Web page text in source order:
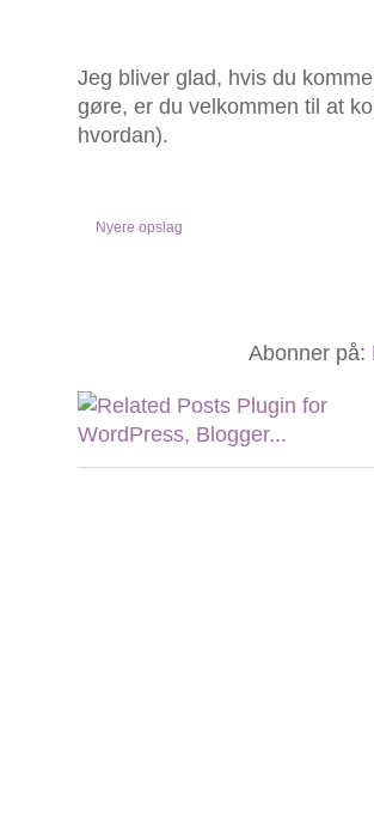
Jeg bliver glad, hvis du
gøre, er du velkommen til at
hvordan).
Nyere opslag
Abonner på: